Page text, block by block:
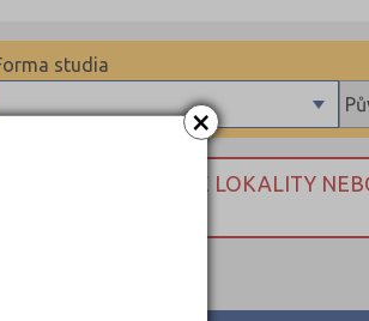
×
studia
HLEDEJTE DLE LOKALITY